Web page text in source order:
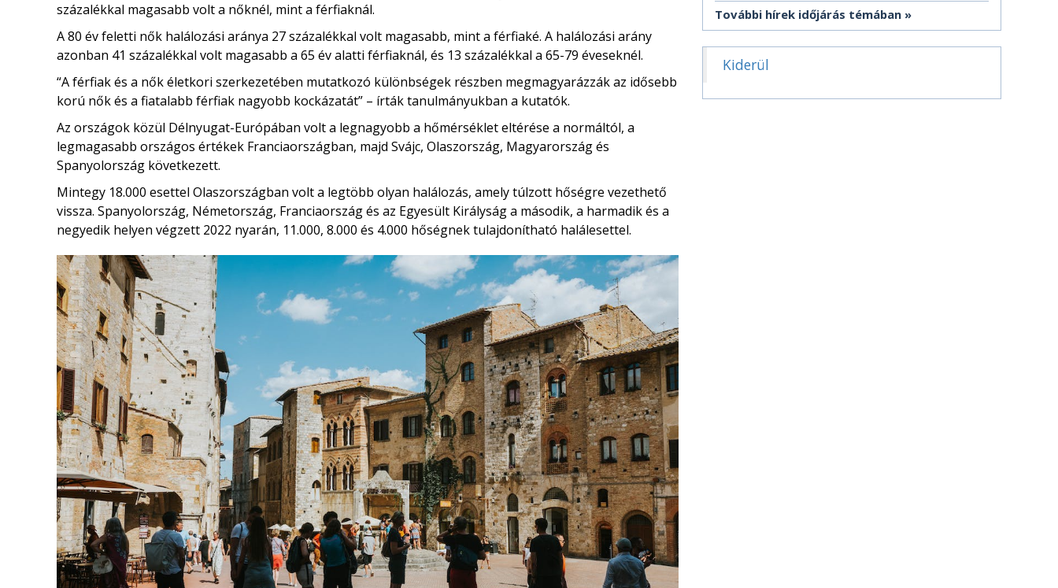
százalékkal magasabb volt a nőknél, mint a férfiaknál.
A 80 év feletti nők halálozási aránya 27 százalékkal volt magasabb, mint a férfiaké. A halálozási arány
azonban 41 százalékkal volt magasabb a 65 év alatti férfiaknál, és 13 százalékkal a 65-79 éveseknél.
“A férfiak és a nők életkori szerkezetében mutatkozó különbségek részben megmagyarázzák az idősebb
korú nők és a fiatalabb férfiak nagyobb kockázatát” – írták tanulmányukban a kutatók.
Az országok közül Délnyugat-Európában volt a legnagyobb a hőmérséklet eltérése a normáltól, a
legmagasabb országos értékek Franciaországban, majd Svájc, Olaszország, Magyarország és
Spanyolország következett.
Mintegy 18.000 esettel Olaszországban volt a legtöbb olyan halálozás, amely túlzott hőségre vezethető
vissza. Spanyolország, Németország, Franciaország és az Egyesült Királyság a második, a harmadik és a
negyedik helyen végzett 2022 nyarán, 11.000, 8.000 és 4.000 hőségnek tulajdonítható halálesettel.
További hírek időjárás témában
Kiderül